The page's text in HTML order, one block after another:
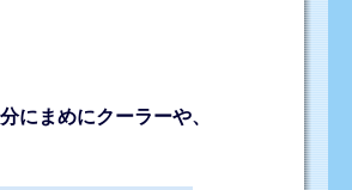
にまめにクーラーや、